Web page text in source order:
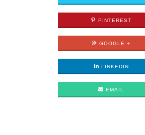
PINTEREST
GOOGLE +
LINKEDIN
EMAIL